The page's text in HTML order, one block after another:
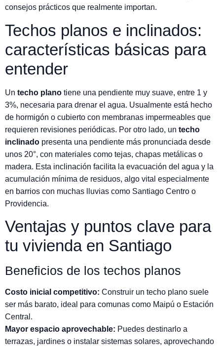
consejos prácticos que realmente importan.
Techos planos e inclinados:
características básicas para
entender
Un techo plano tiene una pendiente muy suave, entre 1 y
3%, necesaria para drenar el agua. Usualmente está hecho
de hormigón o cubierto con membranas impermeables que
requieren revisiones periódicas. Por otro lado, un techo
inclinado presenta una pendiente más pronunciada desde
unos 20°, con materiales como tejas, chapas metálicas o
madera. Esta inclinación facilita la evacuación del agua y la
acumulación mínima de residuos, algo vital especialmente
en barrios con muchas lluvias como Santiago Centro o
Providencia.
Ventajas y puntos clave para
tu vivienda en Santiago
Beneficios de los techos planos
Costo inicial competitivo: Construir un techo plano suele
ser más barato, ideal para comunas como Maipú o Estación
Central.
Mayor espacio aprovechable: Puedes destinarlo a
terrazas, jardines o instalar sistemas solares, aprovechando